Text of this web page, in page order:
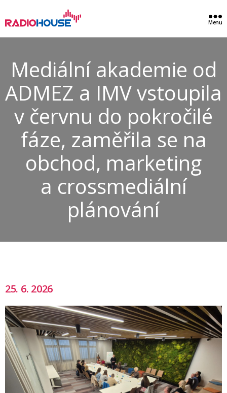
Menu
Mediální akademie od
ADMEZ a IMV vstoupila
v červnu do pokročilé
fáze, zaměřila se na
obchod, marketing
a crossmediální
plánování
25. 6. 2026